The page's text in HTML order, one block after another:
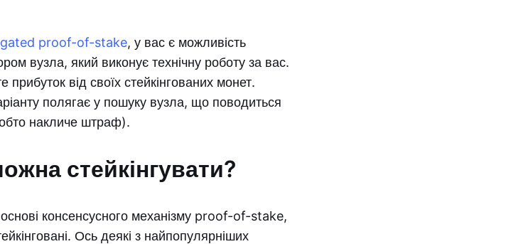
proof-of-stake, у вас є можливість
вузла, який виконує технічну роботу за вас.
від своїх стейкінгованих монет.
полягає у пошуку вузла, що поводиться
накличе штраф).
стейкінгувати?
консенсусного механізму proof-of-stake,
Ось деякі з найпопулярніших